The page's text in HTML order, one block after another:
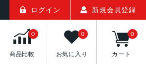
ログイン 新規会員登録
商品比較
0
お気に入り
0
カート
0